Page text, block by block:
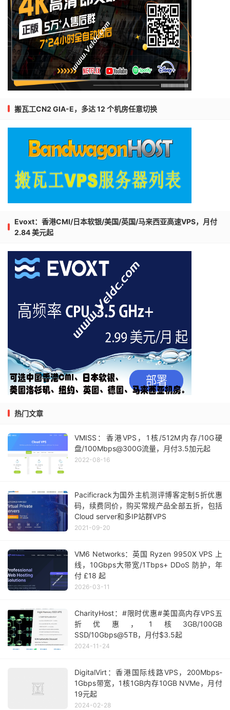
搬瓦工CN2 GIA-E，多达 12 个机房任意切换
Evoxt：香港CMI/日本软银/美国/英国/马来西亚高速VPS，月付
2.84 美元起
热门文章
VMISS：香港VPS，1核/512M内存/10G硬
盘/100Mbps@300G流量，月付3.5加元起
2022-08-16
Pacificrack为国外主机测评博客定制5折优惠
码，续费同价，购买常规产品全部五折，包括
Cloud server和多IP站群VPS
2021-09-20
VM6 Networks：英国 Ryzen 9950X VPS 上
线，10Gbps大带宽/1Tbps+ DDoS 防护，年
付 £18 起
2026-03-11
CharityHost：#限时优惠#美国高内存VPS五
折优惠，1核3GB/100GB
SSD/10Gbps@5TB，月付$3.5起
2024-11-24
DigitalVirt：香港国际线路VPS，200Mbps-
1Gbps带宽，1核1GB内存10GB NVMe，月付
19元起
2024-02-28